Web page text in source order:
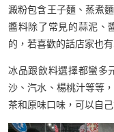
澱粉包含王子麵、蒸煮
醬料除了常見的蒜泥、
的，若喜歡的話店家也有
冰品跟飲料選擇都蠻多
沙、汽水、楊桃汁等等
茶和原味口味，可以自